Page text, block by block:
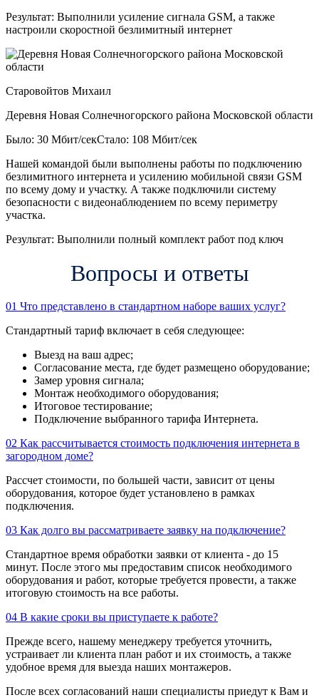
Результат: Выполнили усиление сигнала GSM, а также
настроили скоростной безлимитный интернет
Старовойтов Михаил
Деревня Новая Солнечногорского района Московской области
Было: 30 Мбит/секСтало: 108 Мбит/сек
Нашей командой были выполнены работы по подключению
безлимитного интернета и усилению мобильной связи GSM
по всему дому и участку. А также подключили систему
безопасности с видеонаблюдением по всему периметру
участка.
Результат: Выполнили полный комплект работ под ключ
Вопросы и ответы
01 Что представлено в стандартном наборе ваших услуг?
Стандартный тариф включает в себя следующее:
Выезд на ваш адрес;
Согласование места, где будет размещено оборудование;
Замер уровня сигнала;
Монтаж необходимого оборудования;
Итоговое тестирование;
Подключение выбранного тарифа Интернета.
02 Как рассчитывается стоимость подключения интернета в
загородном доме?
Рассчет стоимости, по большей части, зависит от цены
оборудования, которое будет установлено в рамках
подключения.
03 Как долго вы рассматриваете заявку на подключение?
Стандартное время обработки заявки от клиента - до 15
минут. После этого мы предоставим список необходимого
оборудования и работ, которые требуется провести, а также
итоговую стоимость на все работы.
04 В какие сроки вы приступаете к работе?
Прежде всего, нашему менеджеру требуется уточнить,
устраивает ли клиента план работ и их стоимость, а также
удобное время для выезда наших монтажеров.
После всех согласований наши специалисты приедут к Вам и